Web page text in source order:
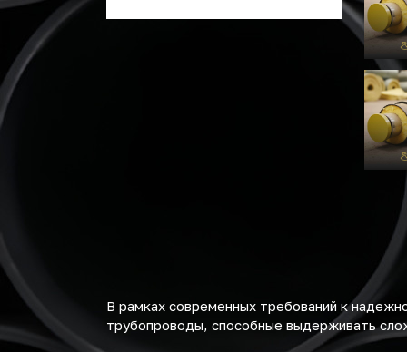
В рамках современных требований к
трубопроводы, способные выдерживать